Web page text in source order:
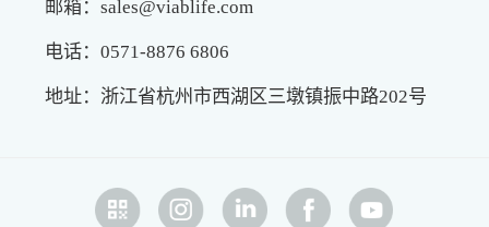
邮箱：sales@viablife.com
电话：0571-8876 6806
地址：浙江省杭州市西湖区三墩镇振中路202号